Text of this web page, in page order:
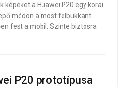
képeket a Huawei P20 egy korai
módon a most felbukkant
fest a mobil. Szinte biztosra
P20 prototípusa